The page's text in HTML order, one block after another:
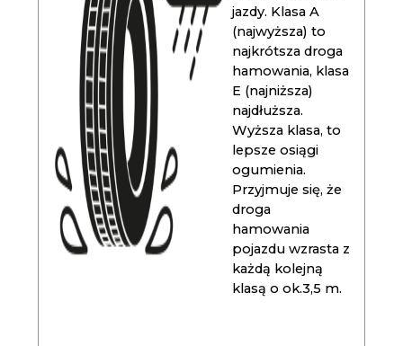
jazdy. Klasa A
(najwyższa) to
najkrótsza droga
hamowania, klasa
E (najniższa)
najdłuższa.
Wyższa klasa, to
lepsze osiągi
ogumienia.
Przyjmuje się, że
droga
hamowania
pojazdu wzrasta z
każdą kolejną
klasą o ok.3,5 m.